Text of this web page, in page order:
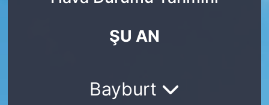
ŞU AN
Bayburt
SAVUNMA SANAYİ